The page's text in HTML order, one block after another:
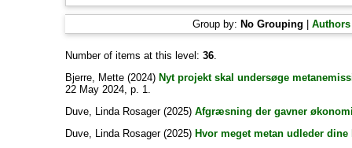
Group by: No Grouping Authors
Number of items at this level:36.
Bjerre, Mette (2024) Nyt projekt skal undersøge
22 May 2024, p. 1.
Duve, Linda Rosager(2025)Afgræsning der gavner
Duve, Linda Rosager(2025) Hvor meget metan udleder